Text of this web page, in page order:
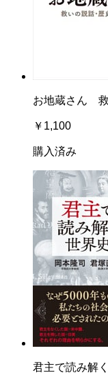
お地蔵さん
￥1,100
購入済み
君主で読み解